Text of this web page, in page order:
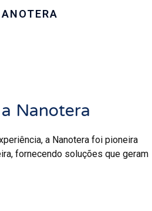
Nanotera
a Nanotera foi pioneira
fornecendo soluções que geram